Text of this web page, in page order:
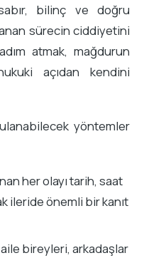
bilinç ve doğru
sürecin ciddiyetini
atmak, mağdurun
açıdan kendini
yöntemler
her olayı tarih, saat
ileride önemli bir kanıt
bireyleri, arkadaşlar